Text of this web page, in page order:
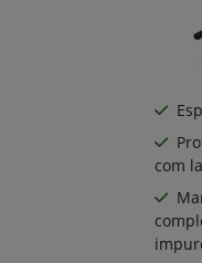
com